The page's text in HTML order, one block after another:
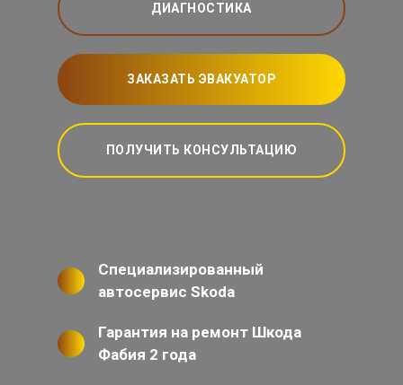
ДИАГНОСТИКА
ЗАКАЗАТЬ ЭВАКУАТОР
ПОЛУЧИТЬ КОНСУЛЬТАЦИЮ
Специализированный
автосервис Skoda
Гарантия на ремонт Шкода
Фабия 2 года